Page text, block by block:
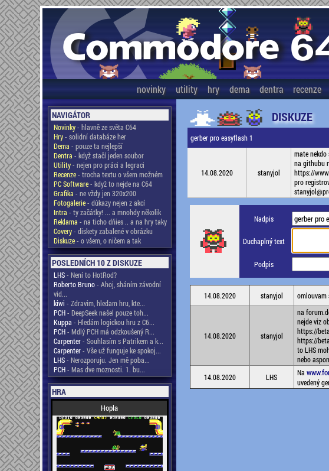
novinky utility hry dema dentra recenze
NAVIGÁTOR
Novinky- hlavně ze světa C64
Hry- solidní databáze her
Dema - pouze ta nejlepší
Dentra - když stačí jeden soubor
Utility- nejen pro práci a legraci
Recenze- trocha textu o všem možném
PC Software- když to nejde na C64
Grafika - ne vždy jen 320x200
Fotogalerie- důkazy nejen z akcí
Intra - ty začátky! ... a mnohdy několik
Reklama - na ticho dňies .. a na hry taky
Covery- diskety zabalené v obrázku
Diskuze- o všem, o ničem a tak
POSLEDNÍCH 10 Z DISKUZE
LHS- Není to HotRod?
Roberto Bruno- Ahoj, sháním závodní
vid...
kiwi - Zdravim, hledam hru, kte...
PCH- DeepSeek našel pouze toh...
Kuppa - Hledám logickou hru z C6...
PCH- Mdlý PCH má odzkoušený R...
Carpenter- Souhlasím s Patrikem a k...
Carpenter- Vše už funguje ke spokoj...
LHS- Nerozporuju. Jen mě poba...
PCH- Mas dve moznosti. 1. bu...
HRA
Hopla
DISKUZE
gerber pro easyflash 1
14.08.2020 stanyjol
mate
na githubu
https://
pro
Nadpis
Duchaplný text
Podpis
14.08.2020 stanyjol omlouvam
14.08.2020 stanyjol
na
nejde viz
https://
https://
to LHS
nebo
14.08.2020
LHS Na
uvedený